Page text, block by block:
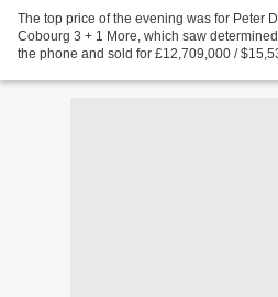
The top price of the evening was for Peter
Cobourg 3 + 1 More, which saw
the phone and sold for £12,709,000 /